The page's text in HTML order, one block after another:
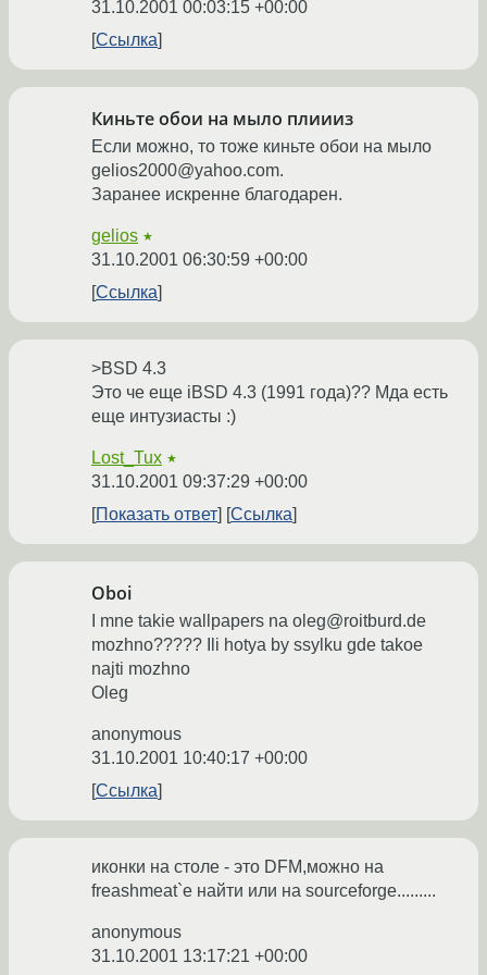
31.10.2001 00:03:15 +00:00
Ссылка
Киньте обои на мыло плиииз
Если можно, то тоже киньте обои на мыло
gelios2000@yahoo.com.
Заранее искренне благодарен.
gelios ★
31.10.2001 06:30:59 +00:00
Ссылка
>BSD 4.3
Это че еще iBSD 4.3 (1991 года)?? Мда есть
еще интузиасты :)
Lost_Tux ★
31.10.2001 09:37:29 +00:00
Показать ответ
Ссылка
Oboi
I mne takie wallpapers na oleg@roitburd.de
mozhno????? Ili hotya by ssylku gde takoe
najti mozhno
Oleg
anonymous
31.10.2001 10:40:17 +00:00
Ссылка
иконки на столе - это DFM,можно на
freashmeat`е найти или на sourceforge.........
anonymous
31.10.2001 13:17:21 +00:00